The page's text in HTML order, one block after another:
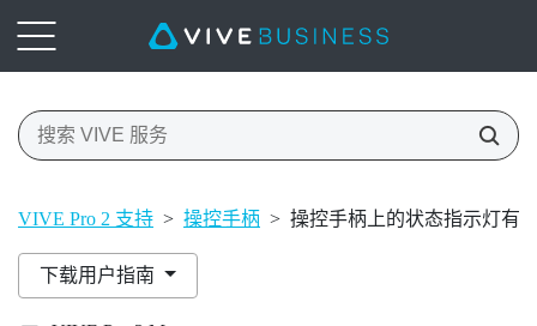
VIVE Pro 2 支持 > 操控手柄 > 操控手柄上的状态指示灯有
下载用户指南